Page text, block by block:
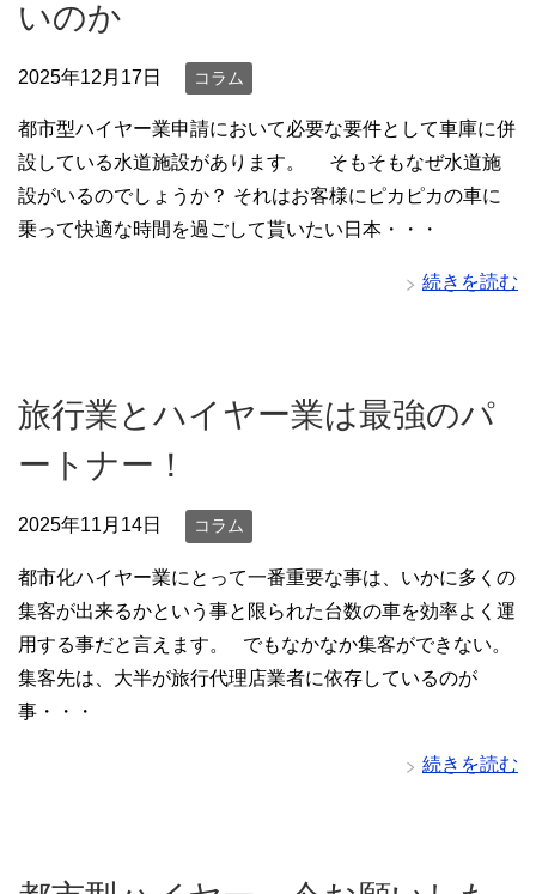
いのか
2025年12月17日 コラム
都市型ハイヤー業申請において必要な要件として車庫に併
設している水道施設があります。 そもそもなぜ水道施
設がいるのでしょうか？ それはお客様にピカピカの車に
乗って快適な時間を過ごして貰いたい日本・・・
続きを読む
旅行業とハイヤー業は最強のパ
ートナー！
2025年11月14日 コラム
都市化ハイヤー業にとって一番重要な事は、いかに多くの
集客が出来るかという事と限られた台数の車を効率よく運
用する事だと言えます。 でもなかなか集客ができない。
集客先は、大半が旅行代理店業者に依存しているのが
事・・・
続きを読む